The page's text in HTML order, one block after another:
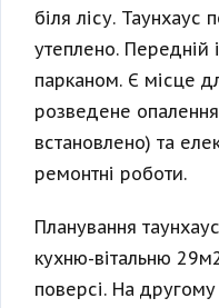
біля лісу. Таунхаус
утеплено. Передній
парканом. Є місце
розведене
встановлено) та
ремонтні роботи.
Планування
кухню-вітальню
поверсі. На